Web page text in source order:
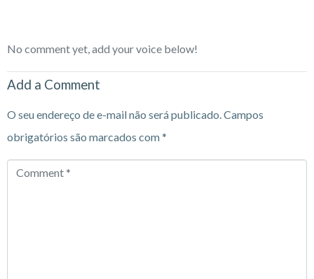
No comment yet, add your voice below!
Add a Comment
O seu endereço de e-mail não será publicado.Campos
obrigatórios são marcados com*
Comment